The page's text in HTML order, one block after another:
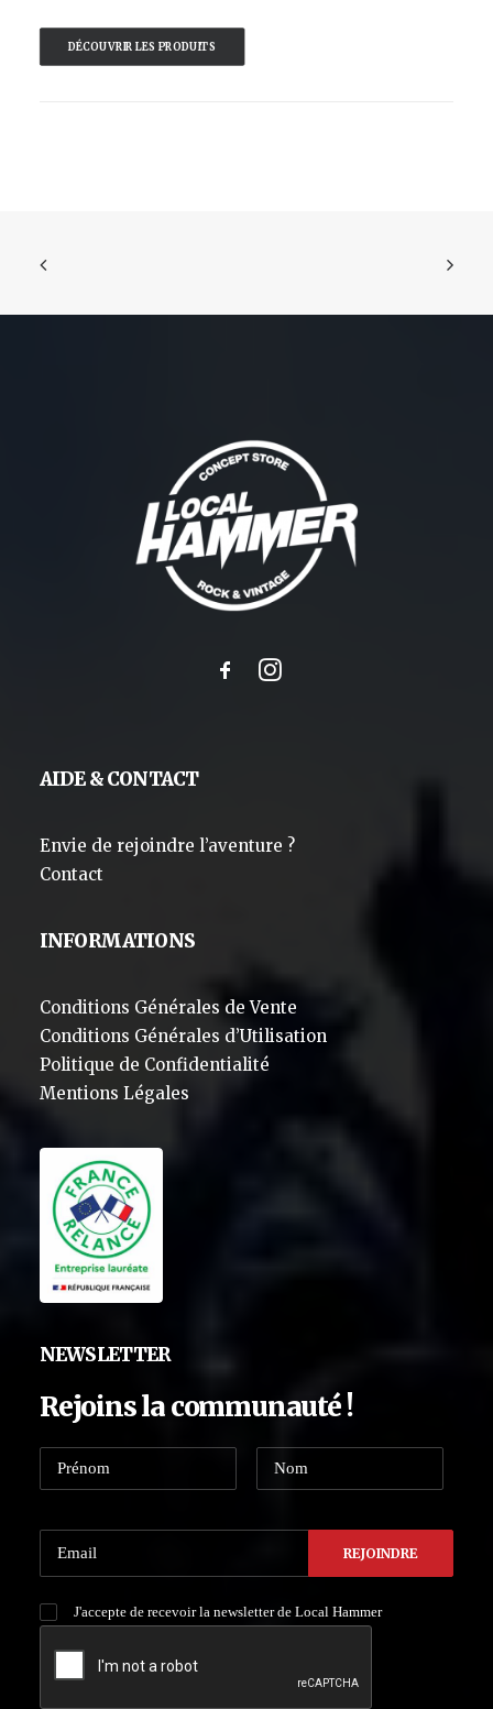
DÉCOUVRIR LES PRODUITS
AIDE & CONTACT
Envie de rejoindre l’aventure ?
Contact
INFORMATIONS
Conditions Générales de Vente
Conditions Générales d’Utilisation
Politique de Confidentialité
Mentions Légales
NEWSLETTER
Rejoins la communauté !
J'accepte de recevoir la newsletter de Local Hammer